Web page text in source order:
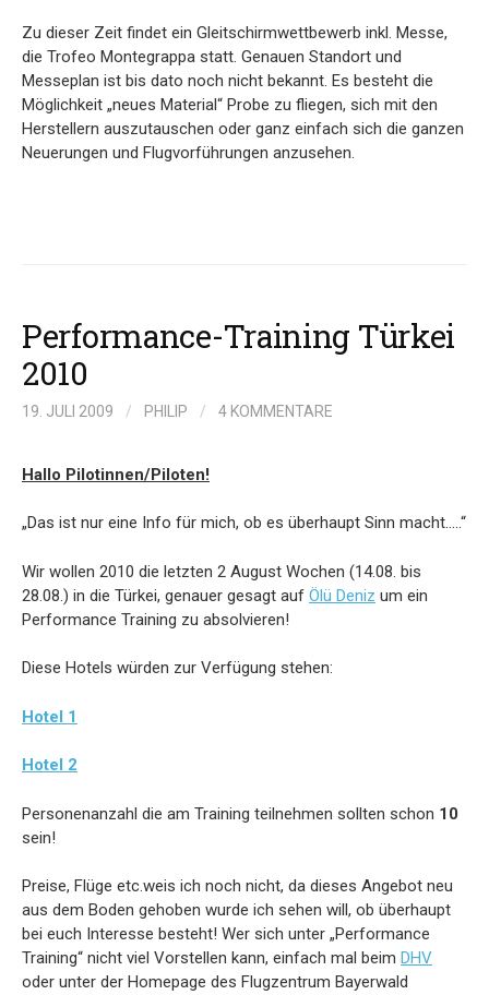
Zu dieser Zeit findet ein Gleitschirmwettbewerb inkl. Messe,
die Trofeo Montegrappa statt. Genauen Standort und
Messeplan ist bis dato noch nicht bekannt. Es besteht die
Möglichkeit „neues Material“ Probe zu fliegen, sich mit den
Herstellern auszutauschen oder ganz einfach sich die ganzen
Neuerungen und Flugvorführungen anzusehen.
Performance-Training Türkei
2010
19. JULI 2009 / PHILIP / 4 KOMMENTARE
Hallo Pilotinnen/Piloten!
„Das ist nur eine Info für mich, ob es überhaupt Sinn macht…..“
Wir wollen 2010 die letzten 2 August Wochen (14.08. bis
28.08.) in die Türkei, genauer gesagt auf Ölü Deniz um ein
Performance Training zu absolvieren!
Diese Hotels würden zur Verfügung stehen:
Hotel 1
Hotel 2
Personenanzahl die am Training teilnehmen sollten schon 10
sein!
Preise, Flüge etc.weis ich noch nicht, da dieses Angebot neu
aus dem Boden gehoben wurde ich sehen will, ob überhaupt
bei euch Interesse besteht! Wer sich unter „Performance
Training“ nicht viel Vorstellen kann, einfach mal beim DHV
oder unter der Homepage des Flugzentrum Bayerwald